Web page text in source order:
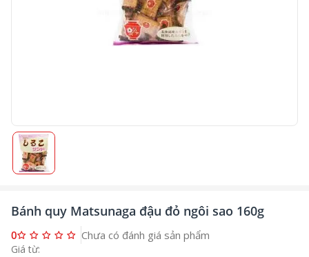
Bánh quy Matsunaga đậu đỏ ngôi sao 160g
0 Chưa có đánh giá sản phẩm
Giá từ: